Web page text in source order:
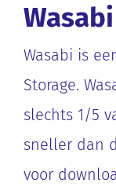
Wasabi
Wasabi is
Storage.
slechts 1/5
sneller dan
voor